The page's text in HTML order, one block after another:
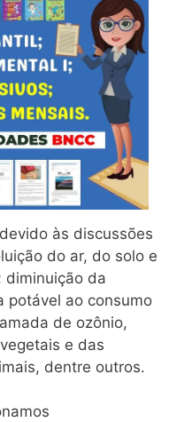
às discussões
do ar, do solo e
diminuição da
potável ao consumo
de ozônio,
e das
dentre outros.